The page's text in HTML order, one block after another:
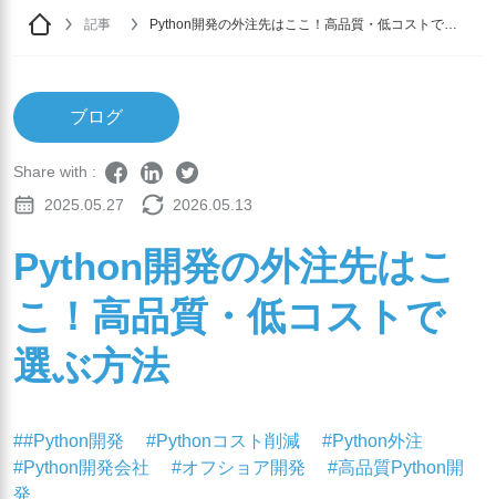
記事
Python開発の外注先はここ！高品質・低コストで選
ブログ
Share with :
2025.05.27
2026.05.13
Python開発の外注先はこ
こ！高品質・低コストで
選ぶ方法
##Python開発 #Pythonコスト削減
#Python外注
#Python開発会社
#オフショア開発
#高品質Python開
発